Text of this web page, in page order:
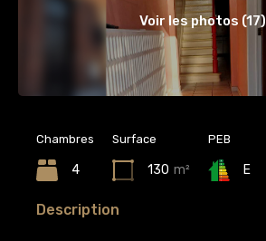
Voir les photos (17)
Chambres
4
Surface
130 m²
PEB
E
Description